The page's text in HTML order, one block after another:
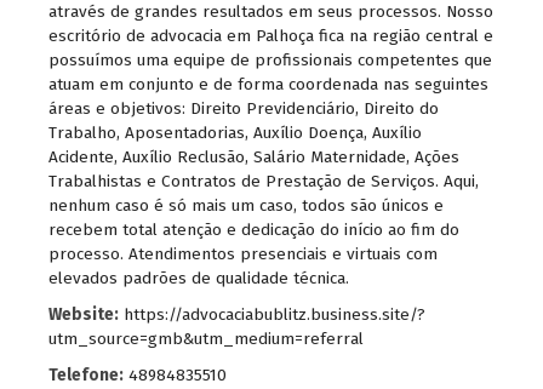
através de grandes resultados em seus processos. Nosso
escritório de advocacia em Palhoça fica na região central e
possuímos uma equipe de profissionais competentes que
atuam em conjunto e de forma coordenada nas seguintes
áreas e objetivos: Direito Previdenciário, Direito do
Trabalho, Aposentadorias, Auxílio Doença, Auxílio
Acidente, Auxílio Reclusão, Salário Maternidade, Ações
Trabalhistas e Contratos de Prestação de Serviços. Aqui,
nenhum caso é só mais um caso, todos são únicos e
recebem total atenção e dedicação do início ao fim do
processo. Atendimentos presenciais e virtuais com
elevados padrões de qualidade técnica.
Website: https://advocaciabublitz.business.site/?
utm_source=gmb&utm_medium=referral
Telefone: 48984835510